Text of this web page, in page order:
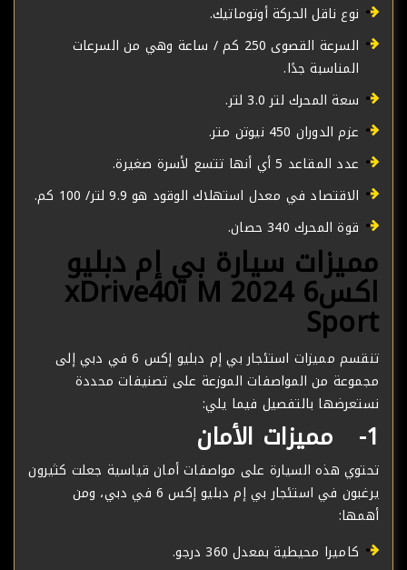
نوع ناقل الحركة أوتوماتيك.
السرعة القصوى 250 كم / ساعة وهي من السرعات
المناسبة جدًا.
سعة المحرك لتر 3.0 لتر.
عزم الدوران 450 نيوتن متر.
عدد المقاعد 5 أي أنها تتسع لأسرة صغيرة.
الاقتصاد في معدل استهلاك الوقود هو 9.9 لتر/ 100 كم.
قوة المحرك 340 حصان.
مميزات سيارة بي إم دبليو
اكس6 2024 xDrive40i M
Sport
تنقسم مميزات استئجار بي إم دبليو إكس 6 في دبي إلى
مجموعة من المواصفات الموزعة على تصنيفات محددة
نستعرضها بالتفصيل فيما يلي:
1- مميزات الأمان
تحتوي هذه السيارة على مواصفات أمان قياسية جعلت كثيرون
يرغبون في استئجار بي إم دبليو إكس 6 في دبي، ومن
أهمها:
كاميرا محيطية بمعدل 360 درجو.